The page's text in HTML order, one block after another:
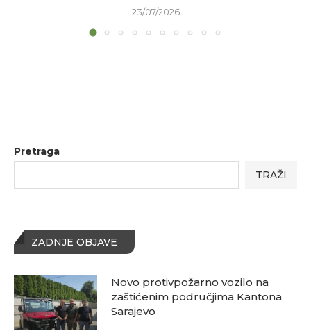
23/07/2026
Pretraga
TRAŽI
ZADNJE OBJAVE
Novo protivpožarno vozilo na
zaštićenim područjima Kantona
Sarajevo